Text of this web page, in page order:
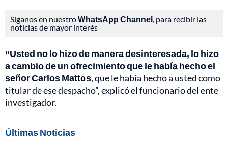
Síganos en nuestroWhatsApp Channel , para recibir las
noticias de mayor interés
“Usted no lo hizo de manera desinteresada, lo hizo
a cambio de un ofrecimiento que le había hecho el
señor Carlos Mattos, que le había hecho a usted como
titular de ese despacho”, explicó el funcionario del ente
investigador.
Últimas Noticias